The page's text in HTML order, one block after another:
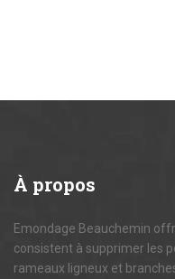
À propos
Emondage Beauchemin
consistent à supprimer les
rameaux ligneux et